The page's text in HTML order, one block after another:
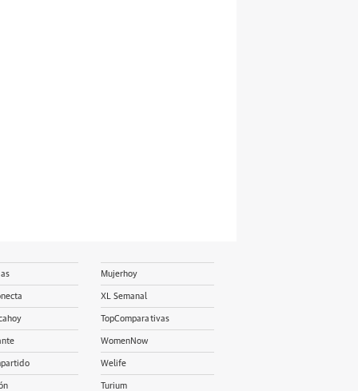
Mujerhoy
XL Semanal
TopComparativas
WomenNow
Welife
Turium